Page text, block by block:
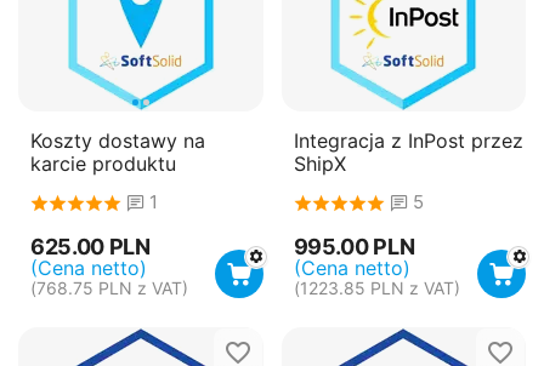
Koszty dostawy na
karcie produktu
1
625.00 PLN
(Cena netto)
(768.75 PLN z VAT)
Integracja z InPost przez
ShipX
5
995.00 PLN
(Cena netto)
(1223.85 PLN z VAT)